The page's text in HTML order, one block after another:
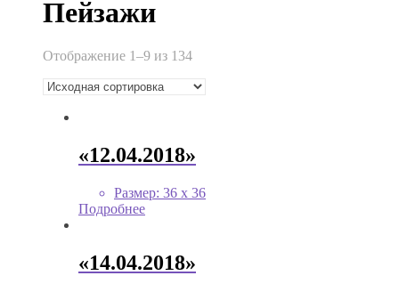
Пейзажи
Отображение 1–9 из 134
«12.04.2018»
Размер: 36 х 36
Подробнее
«14.04.2018»